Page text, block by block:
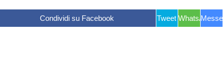
Condividi su Facebook Tweet WhatsApp